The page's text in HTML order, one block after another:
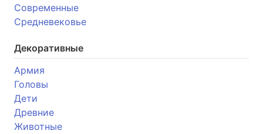
Современные
Средневековье
Декоративные
Армия
Головы
Дети
Древние
Животные